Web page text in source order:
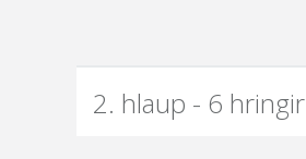
2. hlaup - 6 hringir